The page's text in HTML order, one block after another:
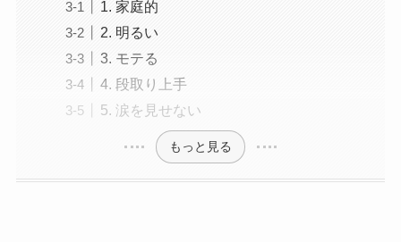
1. 家庭的
2. 明るい
3. モテる
4. 段取り上手
5. 涙を見せない
もっと見る